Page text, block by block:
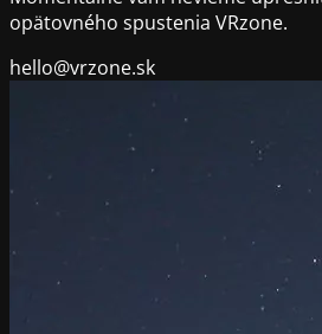
opätovného spustenia VRzone.
hello@vrzone.sk